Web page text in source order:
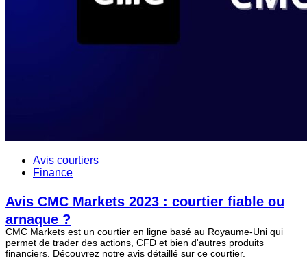
Avis courtiers
Finance
Avis CMC Markets 2023 : courtier fiable ou
arnaque ?
CMC Markets est un courtier en ligne basé au Royaume-Uni qui
permet de trader des actions, CFD et bien d'autres produits
financiers. Découvrez notre avis détaillé sur ce courtier.